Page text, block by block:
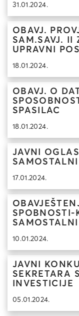
31.01.2024.
OBAVJ.
SAM.SAVJ. II
UPRAVNI
18.01.2024.
OBAVJ. O
SPASILAC
18.01.2024.
JAVNI
17.01.2024.
SPOBNOSTI-
10.01.2024.
JAVNI
SEKRETARA
INVESTICIJE
05.01.2024.